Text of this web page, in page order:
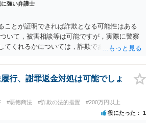
強い弁護士
ことが証明できれば詐欺となる可能性はある
いて，被害相談等は可能ですが，実際に警察
てくれるかについては，詐欺であることをど
連絡が取れるのであれば内容証明や電話での
とtなるかと思われます。弁護士を立てること
裁判をする場合だと，弁護士費用との関係か
もご自身の経済的な利益は少ないかと思われ
の内容次第ですが，可能な場合も多いです。
われます。 ６について，内容証明については
行、謝罪返金対処は可能でしょ
#悪徳商法 #詐欺の法的措置 #200万円以上
役にたった 1